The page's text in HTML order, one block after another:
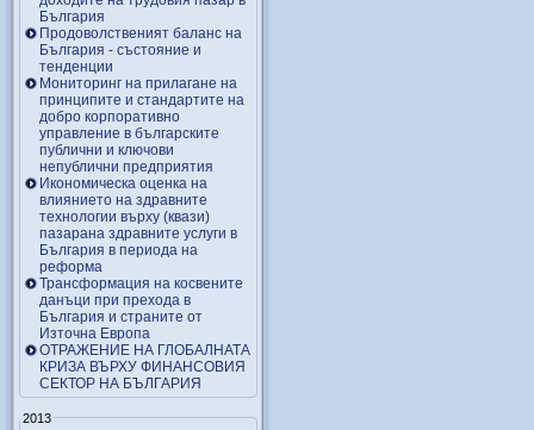
България
Продоволственият баланс на
България - състояние и
тенденции
Мониторинг на прилагане на
принципите и стандартите на
добро корпоративно
управление в българските
публични и ключови
непублични предприятия
Икономическа оценка на
влиянието на здравните
технологии върху (квази)
пазарана здравните услуги в
България в периода на
реформа
Трансформация на косвените
данъци при прехода в
България и страните от
Източна Европа
ОТРАЖЕНИЕ НА ГЛОБАЛНАТА
КРИЗА ВЪРХУ ФИНАНСОВИЯ
СЕКТОР НА БЪЛГАРИЯ
2013